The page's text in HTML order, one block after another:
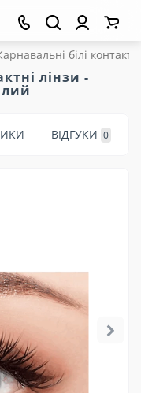
білі
лінзи -
ВІДГУКИ 0